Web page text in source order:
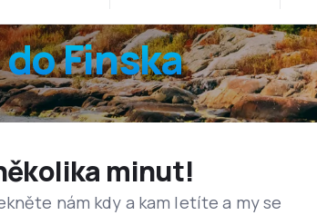
Finska
minut!
nám kdy a kam letíte a my se